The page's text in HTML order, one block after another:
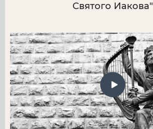
Святого Иакова"